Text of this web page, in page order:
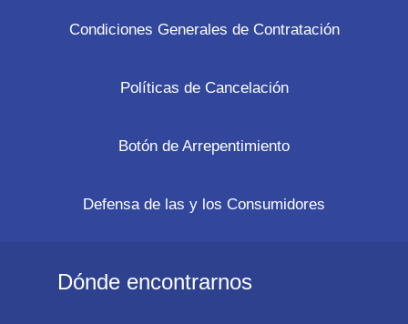
Condiciones Generales de Contratación
Políticas de Cancelación
Botón de Arrepentimiento
Defensa de las y los Consumidores
Dónde encontrarnos